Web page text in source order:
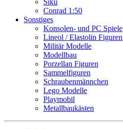
Siku
Conrad 1:50
Sonstiges
Konsolen- und PC Spiele
Lineol / Elastolin Figuren
Militär Modelle
Modellbau
Porzellan Figuren
Sammelfiguren
Schraubenmännchen
Lego Modelle
Playmobil
Metallbaukästen